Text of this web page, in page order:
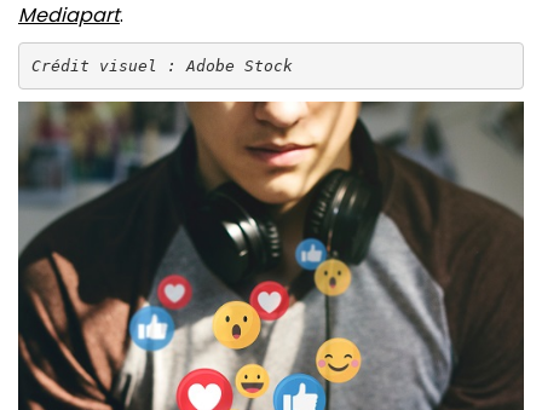
Mediapart.
Crédit visuel : Adobe Stock
Image